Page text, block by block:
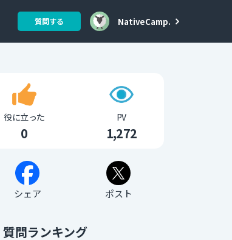
質問する NativeCamp.
役に立った
0
PV
1,272
シェア ポスト
質問ランキング